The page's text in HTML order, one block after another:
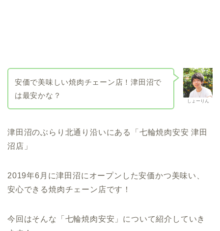
しょーりん
安価で美味しい焼肉チェーン店！津田沼で
は最安かな？
津田沼のぶらり北通り沿いにある「七輪焼肉安安 津田
沼店」
2019年6月に津田沼にオープンした安価かつ美味い、
安心できる焼肉チェーン店です！
今回はそんな「七輪焼肉安安」について紹介していき